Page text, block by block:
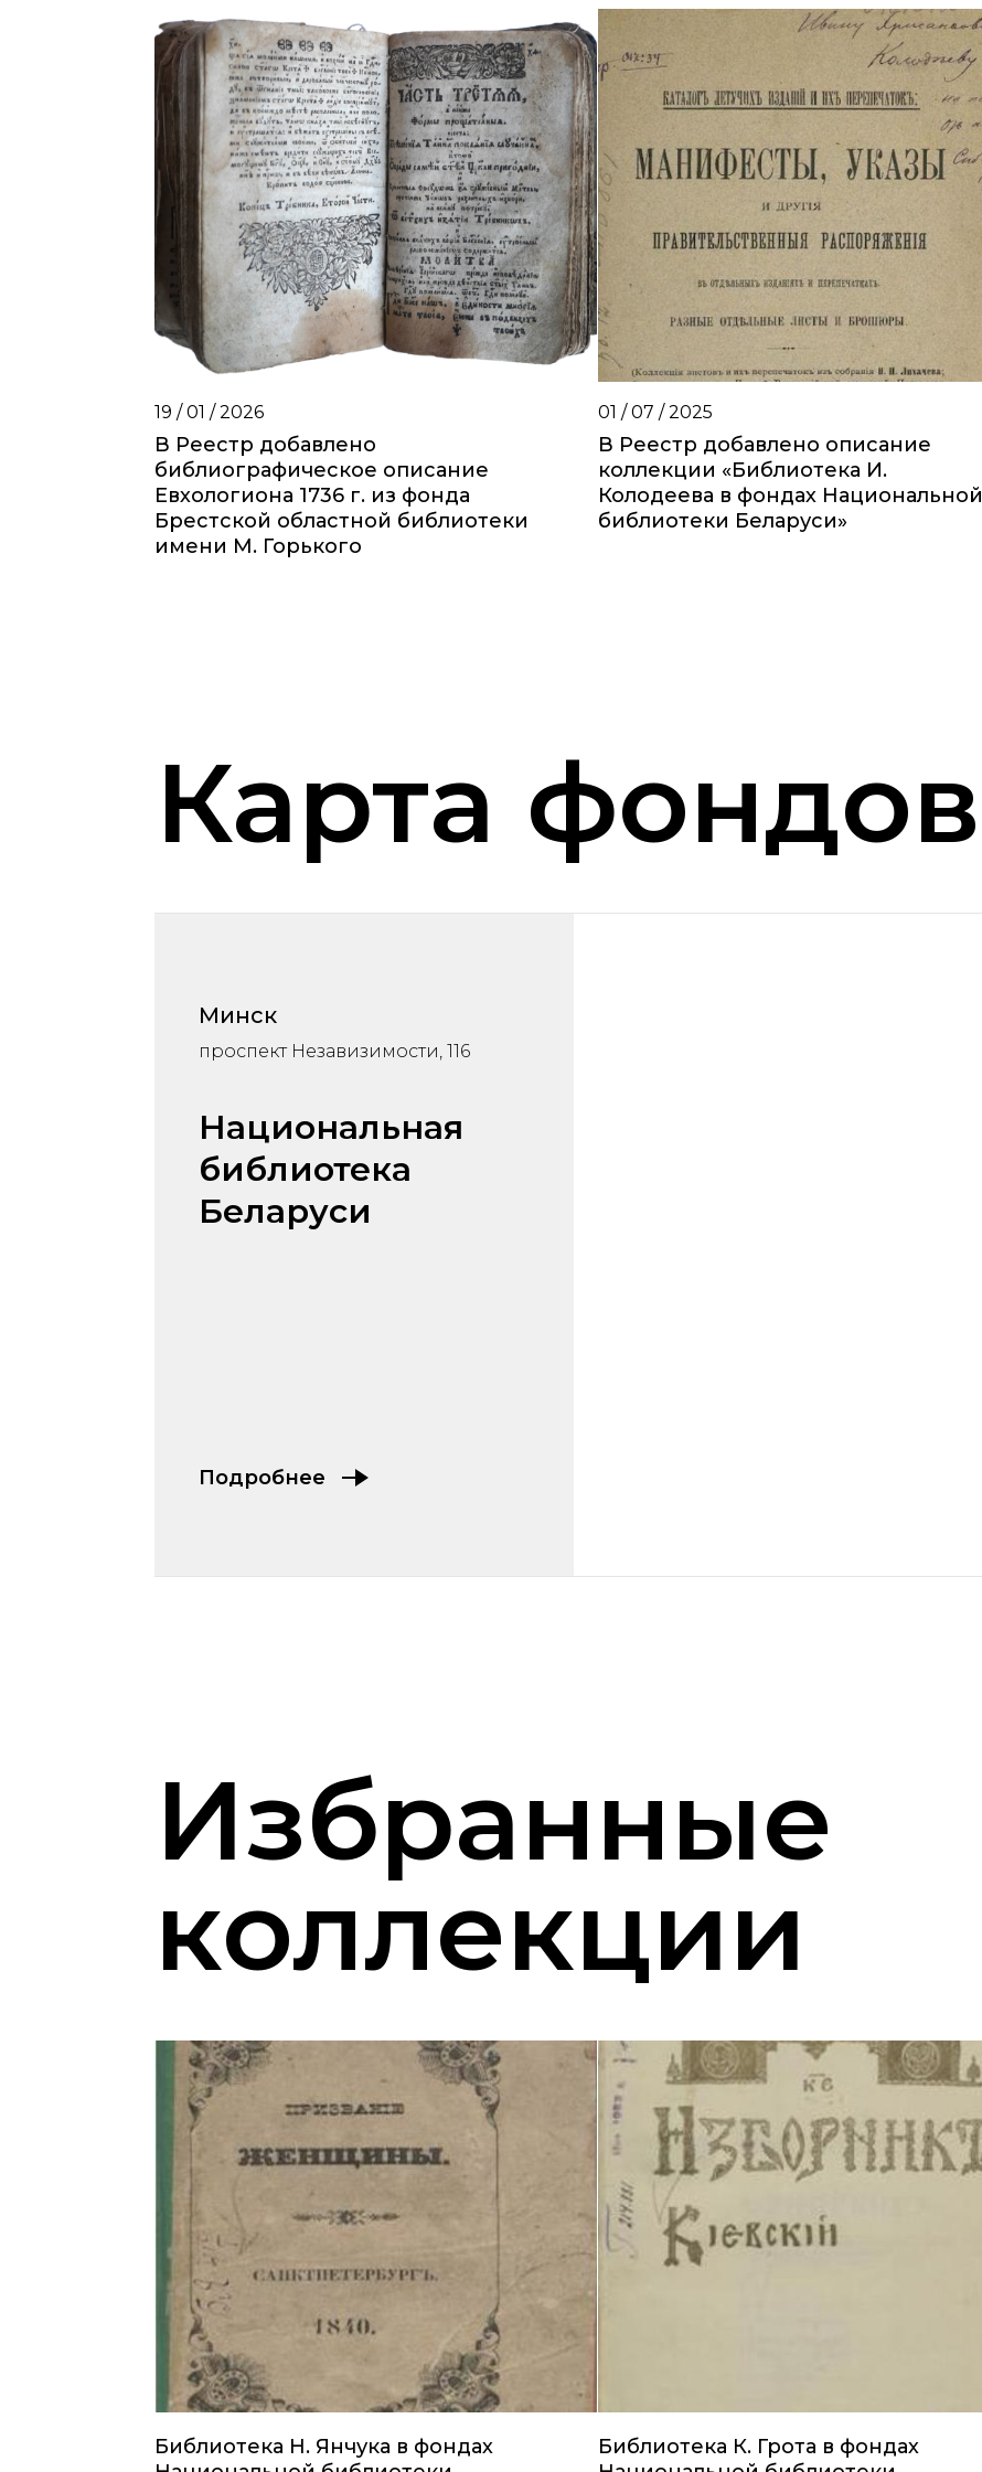
19 / 01 / 2026
В Реестр добавлено
библиографическое описание
Евхологиона 1736 г. из фонда
Брестской областной библиотеки
имени М. Горького
01 / 07 / 2025
В Реестр добавлено описание
коллекции «Библиотека И.
Колодеева в фондах Национальной
библиотеки Беларуси»
Карта фондов
Минск
проспект Незавизимости, 116
Национальная
библиотека
Беларуси
Подробнее
Избранные
коллекции
Библиотека Н. Янчука в фондах
Библиотека К. Грота в фондах